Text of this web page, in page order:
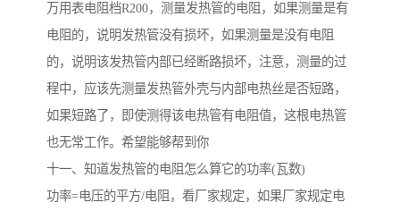
万用表电阻档R200，测量发热管的电阻，如果测量是有
电阻的，说明发热管没有损坏，如果测量是没有电阻
的，说明该发热管内部已经断路损坏，注意，测量的过
程中，应该先测量发热管外壳与内部电热丝是否短路，
如果短路了，即使测得该电热管有电阻值，这根电热管
也无常工作。希望能够帮到你
十一、知道发热管的电阻怎么算它的功率(瓦数)
功率=电压的平方/电阻，看厂家规定，如果厂家规定电